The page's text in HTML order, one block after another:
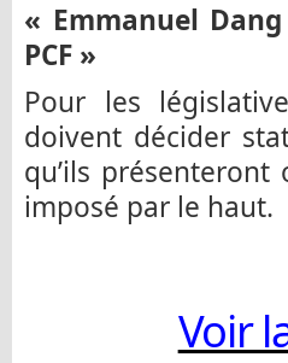
« Emmanuel
PCF »
Pour les
doivent décider
qu’ils
imposé par le haut.
Voir